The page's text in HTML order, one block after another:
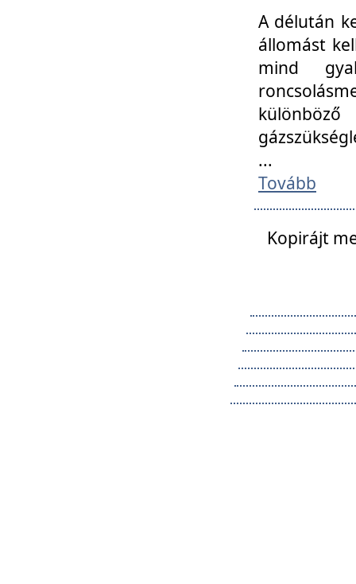
A délután
állomást
mind
...
Tovább
Kopirájt